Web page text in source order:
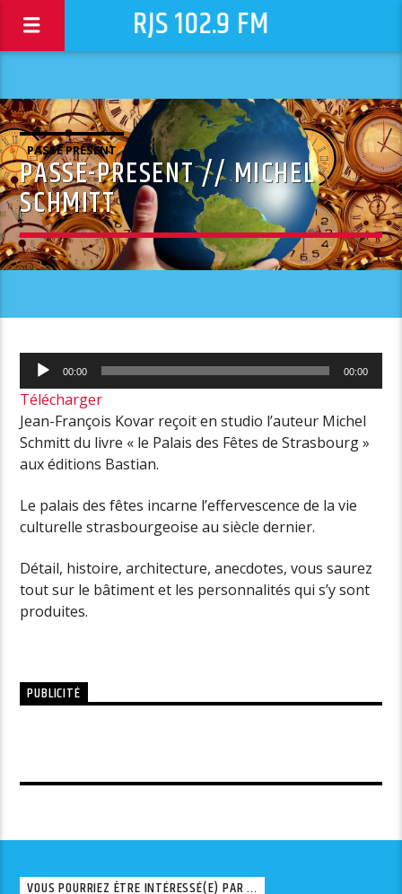
RJS 102.9 FM
PASSÉ PRÉSENT
PASSE-PRESENT // MICHEL
SCHMITT
Lecteur
audio
00:00 00:00
Télécharger
Jean-François Kovar reçoit en studio l’auteur Michel
Schmitt du livre « le Palais des Fêtes de Strasbourg »
aux éditions Bastian.
Le palais des fêtes incarne l’effervescence de la vie
culturelle strasbourgeoise au siècle dernier.
Détail, histoire, architecture, anecdotes, vous saurez
tout sur le bâtiment et les personnalités qui s’y sont
produites.
PUBLICITÉ
VOUS POURRIEZ ÊTRE INTÉRESSÉ(E) PAR ...